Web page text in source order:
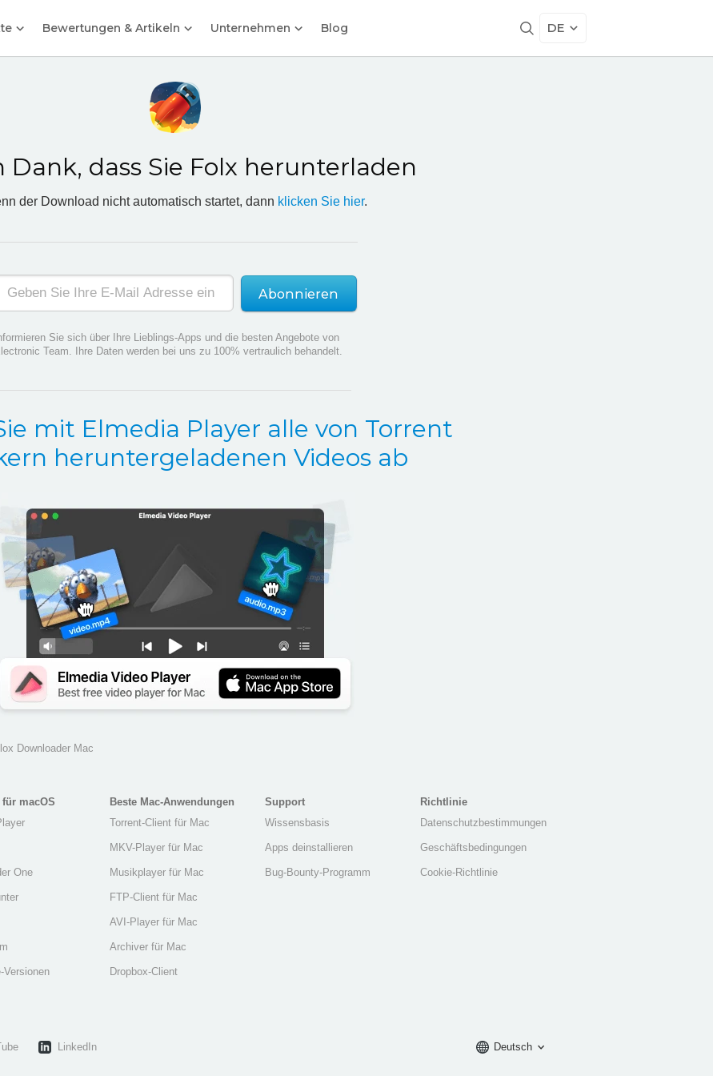
DE
Bewertungen & Artikeln Unternehmen Blog
Dank, dass Sie Folx herunterladen
der Download nicht automatisch startet, dann klicken Sie hier.
Abonnieren
Sie sich über Ihre Lieblings-Apps und die besten Angebote von
Team. Ihre Daten werden bei uns zu 100% vertraulich behandelt.
mit Elmedia Player alle von Torrent
heruntergeladenen Videos ab
Downloader Mac
macOS
One
Versionen
Beste Mac-Anwendungen
Torrent-Client für Mac
MKV-Player für Mac
Musikplayer für Mac
FTP-Client für Mac
AVI-Player für Mac
Archiver für Mac
Dropbox-Client
Support
Wissensbasis
Apps deinstallieren
Bug-Bounty-Programm
Richtlinie
Datenschutzbestimmungen
Geschäftsbedingungen
Cookie-Richtlinie
LinkedIn Deutsch